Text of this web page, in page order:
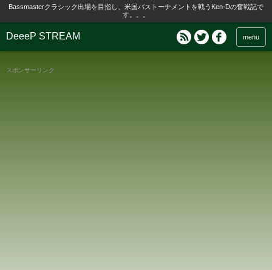
Bassmasterクラシック出場を目指し、米国バストーナメントを戦うKen-Dの奮戦記で
す。。。
DeeeP STREAM menu
スポンサーリンク